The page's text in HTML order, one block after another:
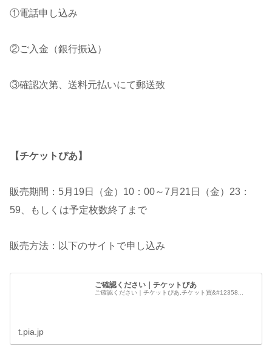
①電話申し込み
②ご入金（銀行振込）
③確認次第、送料元払いにて郵送致
【チケットぴあ】
販売期間：5月19日（金）10：00～7月21日（金）23：
59、もしくは予定枚数終了まで
販売方法：以下のサイトで申し込み
ご確認ください｜チケットぴあ
ご確認ください｜チケットぴあ,チケット買&#12358...
t.pia.jp